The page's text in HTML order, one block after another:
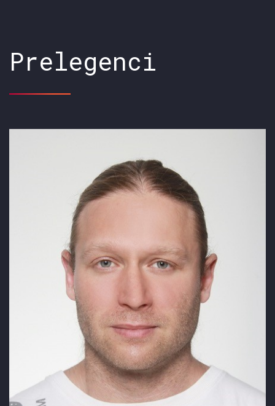
Prelegenci